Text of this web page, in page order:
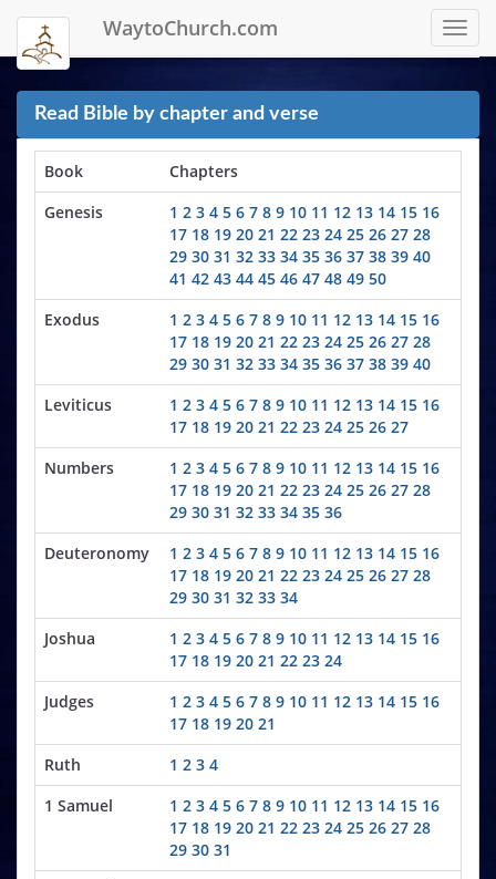
WaytoChurch.com
Read Bible by chapter and verse
Book
Chapters
Genesis
1 2 3 4 5 6 7 8 9 10 11 12 13 14 15 16
17 18 19 20 21 22 23 24 25 26 27 28
29 30 31 32 33 34 35 36 37 38 39 40
41 42 43 44 45 46 47 48 49 50
Exodus
1 2 3 4 5 6 7 8 9 10 11 12 13 14 15 16
17 18 19 20 21 22 23 24 25 26 27 28
29 30 31 32 33 34 35 36 37 38 39 40
Leviticus
1 2 3 4 5 6 7 8 9 10 11 12 13 14 15 16
17 18 19 20 21 22 23 24 25 26 27
Numbers
1 2 3 4 5 6 7 8 9 10 11 12 13 14 15 16
17 18 19 20 21 22 23 24 25 26 27 28
29 30 31 32 33 34 35 36
Deuteronomy
1 2 3 4 5 6 7 8 9 10 11 12 13 14 15 16
17 18 19 20 21 22 23 24 25 26 27 28
29 30 31 32 33 34
Joshua
1 2 3 4 5 6 7 8 9 10 11 12 13 14 15 16
17 18 19 20 21 22 23 24
Judges
1 2 3 4 5 6 7 8 9 10 11 12 13 14 15 16
17 18 19 20 21
Ruth
1 2 3 4
1 Samuel
1 2 3 4 5 6 7 8 9 10 11 12 13 14 15 16
17 18 19 20 21 22 23 24 25 26 27 28
29 30 31